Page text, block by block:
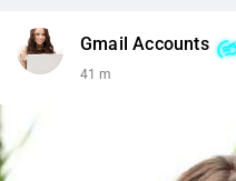
Gmail Accounts
41 m